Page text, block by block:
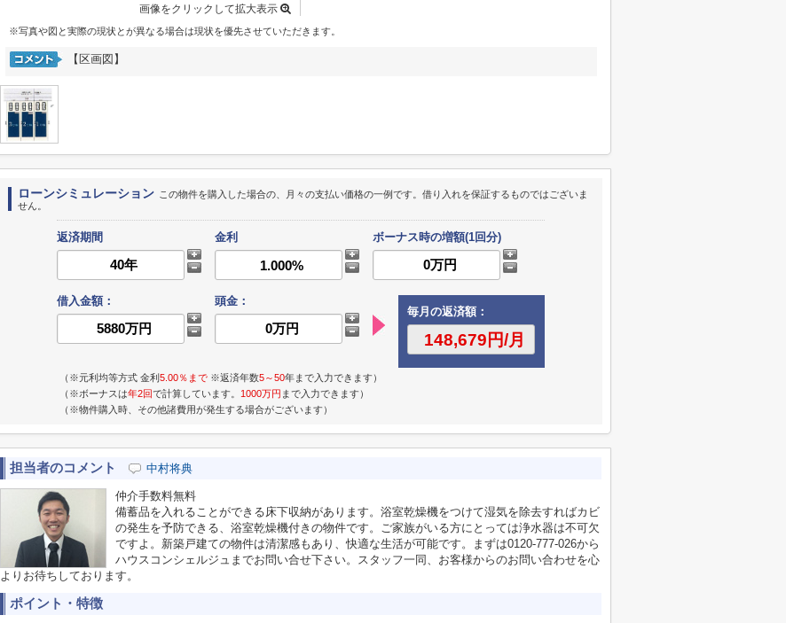
画像をクリックして拡大表示
※写真や図と実際の現状とが異なる場合は現状を優先させていただきます。
【区画図】
ローンシミュレーション この物件を購入した場合の、月々の支払い価格の一例です。借り入れを保証するものではございま
せん。
返済期間 金利 ボーナス時の増額(1回分)
借入金額：
頭金：
毎月の返済額：
（※元利均等方式 金利5.00％まで ※返済年数5～50年まで入力できます）
（※ボーナスは年2回で計算しています。 1000万円 まで入力できます）
（※物件購入時、その他諸費用が発生する場合がございます）
担当者のコメント 中村将典
仲介手数料無料
備蓄品を入れることができる床下収納があります。浴室乾燥機をつけて湿気を除去すればカビ
の発生を予防できる、浴室乾燥機付きの物件です。ご家族がいる方にとっては浄水器は不可欠
ですよ。新築戸建ての物件は清潔感もあり、快適な生活が可能です。まずは0120-777-026から
ハウスコンシェルジュまでお問い合せ下さい。スタッフ一同、お客様からのお問い合わせを心
よりお待ちしております。
ポイント・特徴